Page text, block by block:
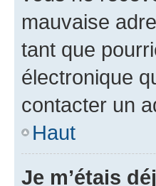
mauvaise
tant que
électronique
contacter un
Haut
Je m’étais